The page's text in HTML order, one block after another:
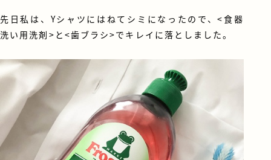
先日私は、Yシャツにはねてシミになったので、<食器
洗い用洗剤>と<歯ブラシ>でキレイに落としました。